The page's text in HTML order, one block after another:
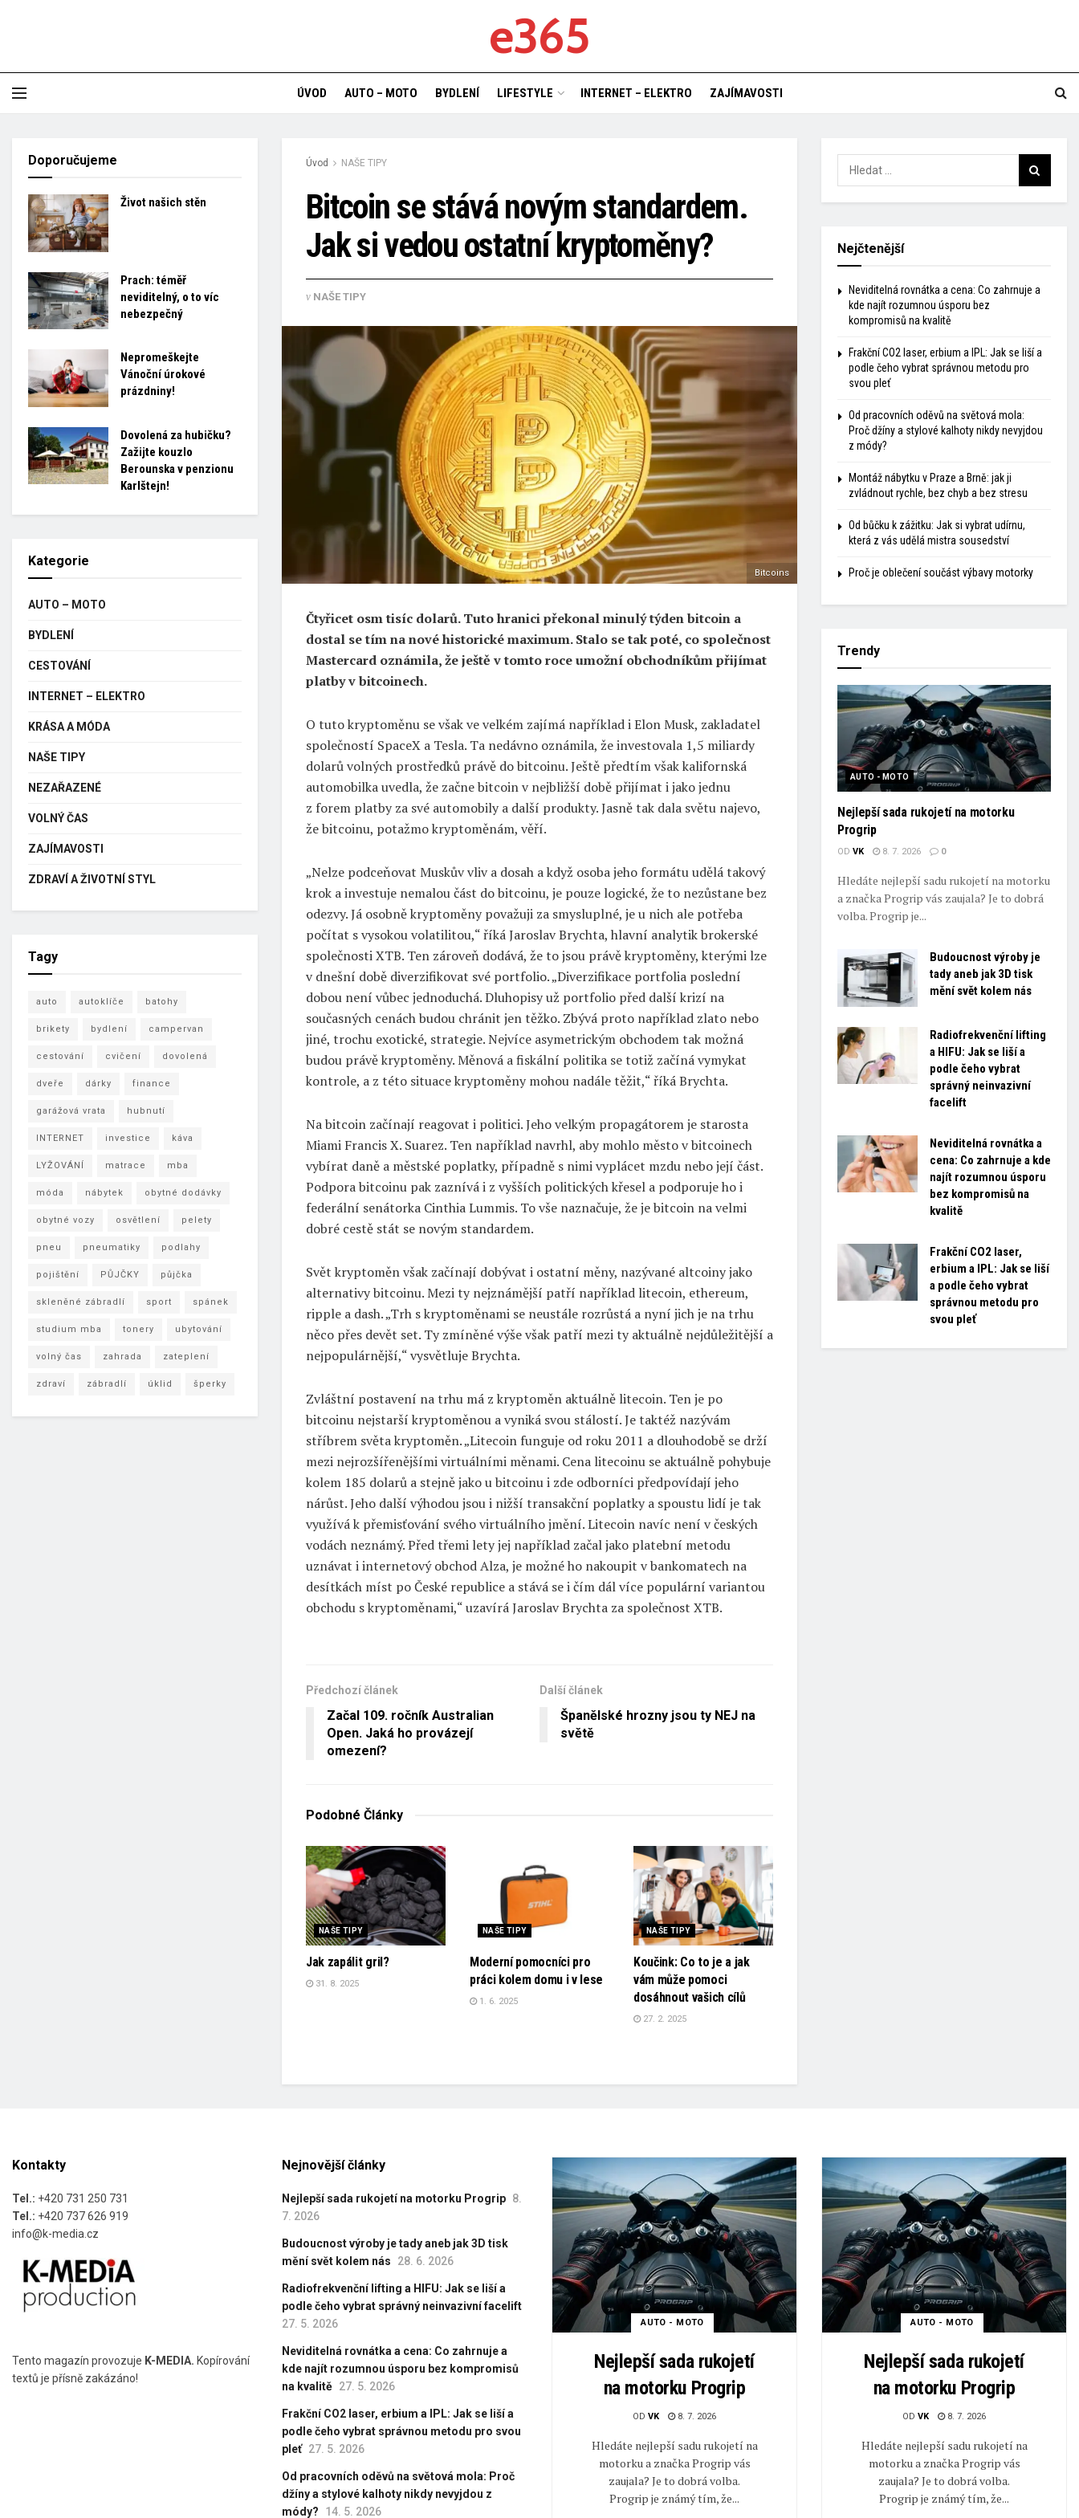
e365
ÚVOD AUTO – MOTO BYDLENÍ LIFESTYLE INTERNET – ELEKTRO ZAJÍMAVOSTI
Úvod NAŠE TIPY
Bitcoin se stává novým standardem.
Jak si vedou ostatní kryptoměny?
v NAŠE TIPY
Bitcoins
Čtyřicet osm tisíc dolarů. Tuto hranici překonal minulý týden bitcoin a
dostal se tím na nové historické maximum. Stalo se tak poté, co společnost
Mastercard oznámila, že ještě v tomto roce umožní obchodníkům přijímat
platby v bitcoinech.
O tuto kryptoměnu se však ve velkém zajímá například i Elon Musk, zakladatel
společností SpaceX a Tesla. Ta nedávno oznámila, že investovala 1,5 miliardy
dolarů volných prostředků právě do bitcoinu. Ještě předtím však kalifornská
automobilka uvedla, že začne bitcoin v nejbližší době přijímat i jako jednu
z forem platby za své automobily a další produkty. Jasně tak dala světu najevo,
že bitcoinu, potažmo kryptoměnám, věří.
„Nelze podceňovat Muskův vliv a dosah a když osoba jeho formátu udělá takový
krok a investuje nemalou část do bitcoinu, je pouze logické, že to nezůstane bez
odezvy. Já osobně kryptoměny považuji za smysluplné, je u nich ale potřeba
počítat s vysokou volatilitou,“ říká Jaroslav Brychta, hlavní analytik brokerské
společnosti XTB. Ten zároveň dodává, že to jsou právě kryptoměny, kterými lze
v dnešní době diverzifikovat své portfolio. „Diverzifikace portfolia poslední
dobou není vůbec jednoduchá. Dluhopisy už portfolio před další krizí na
současných cenách budou chránit jen těžko. Zbývá proto například zlato nebo
jiné, trochu exotické, strategie. Nejvíce asymetrickým obchodem tak možná
budou právě kryptoměny. Měnová a fiskální politika se totiž začíná vymykat
kontrole, a z této situace kryptoměny mohou nadále těžit,“ říká Brychta.
Na bitcoin začínají reagovat i politici. Jeho velkým propagátorem je starosta
Miami Francis X. Suarez. Ten například navrhl, aby mohlo město v bitcoinech
vybírat daně a městské poplatky, případně s nimi vyplácet mzdu nebo její část.
Podpora bitcoinu pak zaznívá i z vyšších politických křesel a podporuje ho i
federální senátorka Cinthia Lummis. To vše naznačuje, že je bitcoin na velmi
dobré cestě stát se novým standardem.
Svět kryptoměn však začínají dobývat i ostatní měny, nazývané altcoiny jako
alternativy bitcoinu. Mezi ty nejznámější patří například litecoin, ethereum,
ripple a dash. „Trh s kryptoměnami se neustále rozrůstá a nyní jich je na trhu
něco přes devět set. Ty zmíněné výše však patří mezi ty aktuálně nejdůležitější a
nejpopulárnější,“ vysvětluje Brychta.
Zvláštní postavení na trhu má z kryptoměn aktuálně litecoin. Ten je po
bitcoinu nejstarší kryptoměnou a vyniká svou stálostí. Je taktéž nazývám
stříbrem světa kryptoměn. „Litecoin funguje od roku 2011 a dlouhodobě se drží
mezi nejrozšířenějšími virtuálními měnami. Cena litecoinu se aktuálně pohybuje
kolem 185 dolarů a stejně jako u bitcoinu i zde odborníci předpovídají jeho
nárůst. Jeho další výhodou jsou i nižší transakční poplatky a spoustu lidí je tak
využívá k přemisťování svého virtuálního jmění. Litecoin navíc není v českých
vodách neznámý. Před třemi lety jej například začal jako platební metodu
uznávat i internetový obchod Alza, je možné ho nakoupit v bankomatech na
desítkách míst po České republice a stává se i čím dál více populární variantou
obchodu s kryptoměnami,“ uzavírá Jaroslav Brychta za společnost XTB.
Předchozí článek
Začal 109. ročník Australian
Open. Jaká ho provázejí
omezení?
Další článek
Španělské hrozny jsou ty NEJ na
světě
Podobné Články
NAŠE TIPY
Jak zapálit gril?
31. 8. 2025
NAŠE TIPY
Moderní pomocníci pro
práci kolem domu i v lese
1. 6. 2025
NAŠE TIPY
Koučink: Co to je a jak
vám může pomoci
dosáhnout vašich cílů
27. 2. 2025
Doporučujeme
Život našich stěn
Prach: téměř
neviditelný, o to víc
nebezpečný
Nepromeškejte
Vánoční úrokové
prázdniny!
Dovolená za hubičku?
Zažijte kouzlo
Berounska v penzionu
Karlštejn!
Kategorie
AUTO – MOTO
BYDLENÍ
CESTOVÁNÍ
INTERNET – ELEKTRO
KRÁSA A MÓDA
NAŠE TIPY
NEZAŘAZENÉ
VOLNÝ ČAS
ZAJÍMAVOSTI
ZDRAVÍ A ŽIVOTNÍ STYL
Tagy
auto autoklíče batohy
brikety bydlení campervan
cestování cvičení dovolená
dveře dárky finance
garážová vrata hubnutí
INTERNET investice káva
LYŽOVÁNÍ matrace mba
móda nábytek obytné dodávky
obytné vozy osvětlení pelety
pneu pneumatiky podlahy
pojištění PŮJČKY půjčka
skleněné zábradlí sport spánek
studium mba tonery ubytování
volný čas zahrada zateplení
zdraví zábradlí úklid šperky
Nejčtenější
Neviditelná rovnátka a cena: Co zahrnuje a
kde najít rozumnou úsporu bez
kompromisů na kvalitě
Frakční CO2 laser, erbium a IPL: Jak se liší a
podle čeho vybrat správnou metodu pro
svou pleť
Od pracovních oděvů na světová mola:
Proč džíny a stylové kalhoty nikdy nevyjdou
z módy?
Montáž nábytku v Praze a Brně: jak ji
zvládnout rychle, bez chyb a bez stresu
Od bůčku k zážitku: Jak si vybrat udírnu,
která z vás udělá mistra sousedství
Proč je oblečení součást výbavy motorky
Trendy
AUTO - MOTO
Nejlepší sada rukojetí na motorku
Progrip
OD VK 8. 7. 2026 0
Hledáte nejlepší sadu rukojetí na motorku
a značka Progrip vás zaujala? Je to dobrá
volba. Progrip je...
Budoucnost výroby je
tady aneb jak 3D tisk
mění svět kolem nás
Radiofrekvenční lifting
a HIFU: Jak se liší a
podle čeho vybrat
správný neinvazivní
facelift
Neviditelná rovnátka a
cena: Co zahrnuje a kde
najít rozumnou úsporu
bez kompromisů na
kvalitě
Frakční CO2 laser,
erbium a IPL: Jak se liší
a podle čeho vybrat
správnou metodu pro
svou pleť
Kontakty
Tel.: +420 731 250 731
Tel.: +420 737 626 919
info@k-media.cz
Tento magazín provozuje K-MEDIA. Kopírování
textů je přísně zakázáno!
Nejnovější články
Nejlepší sada rukojetí na motorku Progrip 8.
7. 2026
Budoucnost výroby je tady aneb jak 3D tisk
mění svět kolem nás
28. 6. 2026
Radiofrekvenční lifting a HIFU: Jak se liší a
podle čeho vybrat správný neinvazivní facelift
27. 5. 2026
Neviditelná rovnátka a cena: Co zahrnuje a
kde najít rozumnou úsporu bez kompromisů
na kvalitě 27. 5. 2026
Frakční CO2 laser, erbium a IPL: Jak se liší a
podle čeho vybrat správnou metodu pro svou
pleť 27. 5. 2026
Od pracovních oděvů na světová mola: Proč
džíny a stylové kalhoty nikdy nevyjdou z
módy?
14. 5. 2026
AUTO - MOTO
Nejlepší sada rukojetí
na motorku Progrip
OD VK 8. 7. 2026
Hledáte nejlepší sadu rukojetí na
motorku a značka Progrip vás
zaujala? Je to dobrá volba.
Progrip je známý tím, že...
AUTO - MOTO
Nejlepší sada rukojetí
na motorku Progrip
OD VK 8. 7. 2026
Hledáte nejlepší sadu rukojetí na
motorku a značka Progrip vás
zaujala? Je to dobrá volba.
Progrip je známý tím, že...